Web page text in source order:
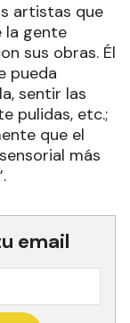
artistas que
la gente
sus obras. Él
pueda
sentir las
pulidas, etc.;
que el
más
email